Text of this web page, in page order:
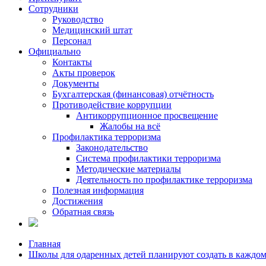
Сотрудники
Руководство
Медицинский штат
Персонал
Официально
Контакты
Акты проверок
Документы
Бухгалтерская (финансовая) отчётность
Противодействие коррупции
Антикоррупционное просвещение
Жалобы на всё
Профилактика терроризма
Законодательство
Система профилактики терроризма
Методические материалы
Деятельность по профилактике терроризма
Полезная информация
Достижения
Обратная связь
Главная
Школы для одаренных детей планируют создать в